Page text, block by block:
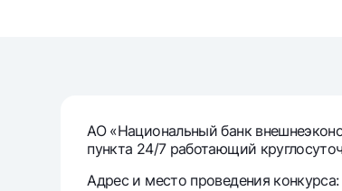
Ищите по сайту
АО «Национальный банк
пункта 24/7 работающий
Адрес и место проведения конкурса: